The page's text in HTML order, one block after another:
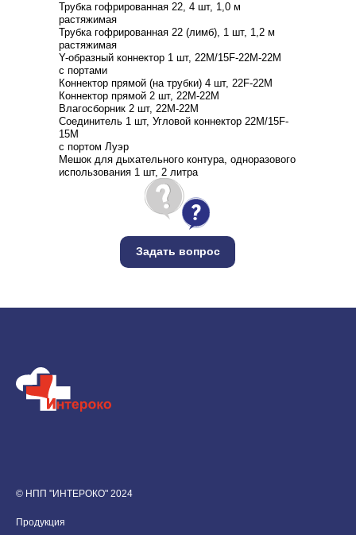
Трубка гофрированная 22, 4 шт, 1,0 м
растяжимая
Трубка гофрированная 22 (лимб), 1 шт, 1,2 м
растяжимая
Y-образный коннектор 1 шт, 22М/15F-22М-22М
с портами
Коннектор прямой (на трубки) 4 шт, 22F-22М
Коннектор прямой 2 шт, 22М-22М
Влагосборник 2 шт, 22М-22М
Соединитель 1 шт, Угловой коннектор 22М/15F-
15М
с портом Луэр
Мешок для дыхательного контура, одноразового
использования 1 шт, 2 литра
Задать вопрос
© НПП "ИНТЕРОКО" 2024
Продукция